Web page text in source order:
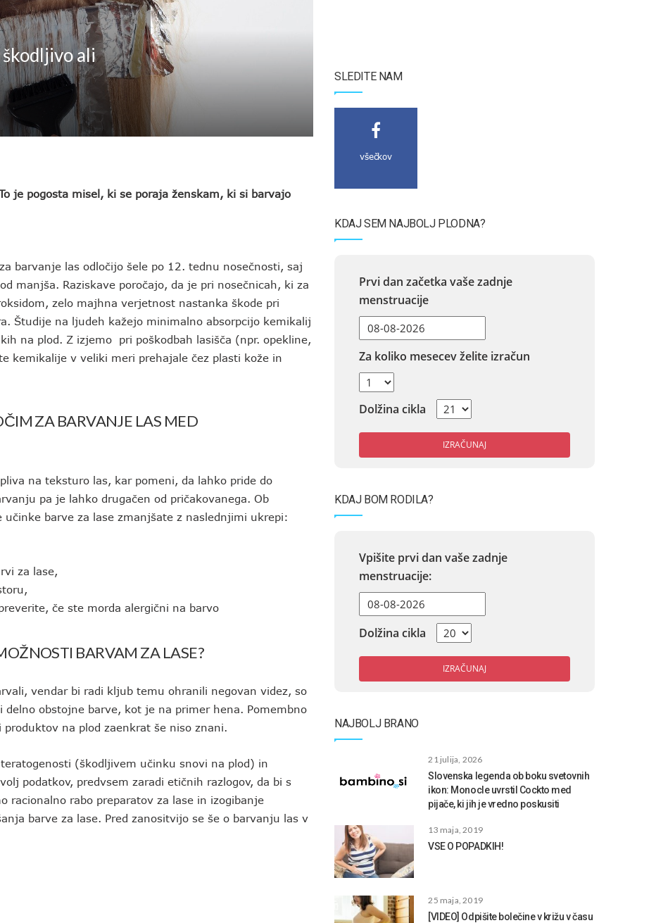
ali
je pogosta misel, ki se poraja ženskam, ki si barvajo
barvanje las odločijo šele po 12. tednu nosečnosti, saj
manjša. Raziskave poročajo, da je pri nosečnicah, ki za
zelo majhna verjetnost nastanka škode pri
Študije na ljudeh kažejo minimalno absorpcijo kemikalij
na plod. Z izjemo pri poškodbah lasišča (npr. opekline,
kemikalije v veliki meri prehajale čez plasti kože in
ZA BARVANJE LAS MED
na teksturo las, kar pomeni, da lahko pride do
pa je lahko drugačen od pričakovanega. Ob
barve za lase zmanjšate z naslednjimi ukrepi:
za lase,
če ste morda alergični na barvo
BARVAM ZA LASE?
vendar bi radi kljub temu ohranili negovan videz, so
obstojne barve, kot je na primer hena. Pomembno
na plod zaenkrat še niso znani.
(škodljivem učinku snovi na plod) in
podatkov, predvsem zaradi etičnih razlogov, da bi s
racionalno rabo preparatov za lase in izogibanje
barve za lase. Pred zanositvijo se še o barvanju las v
SLEDITE NAM
všečkov
KDAJ SEM NAJBOLJ PLODNA?
Prvi dan začetka vaše zadnje
menstruacije
Za koliko mesecev želite izračun
Dolžina cikla
IZRAČUNAJ
KDAJ BOM RODILA?
Vpišite prvi dan vaše zadnje
menstruacije:
Dolžina cikla
IZRAČUNAJ
NAJBOLJ BRANO
21 julija, 2026
Slovenska legenda ob boku svetovnih
ikon: Monocle uvrstil Cockto med
pijače, ki jih je vredno poskusiti
13 maja, 2019
VSE O POPADKIH!
25 maja, 2019
[VIDEO] Odpišite bolečine v križu v času